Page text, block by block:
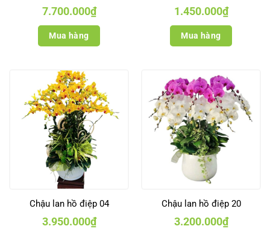
7.700.000₫
Mua hàng
1.450.000₫
Mua hàng
Chậu lan hồ điệp 04
3.950.000₫
Chậu lan hồ điệp 20
3.200.000₫